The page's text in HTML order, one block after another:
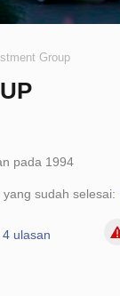
Group
pada 1994
yang sudah selesai:
4 ulasan